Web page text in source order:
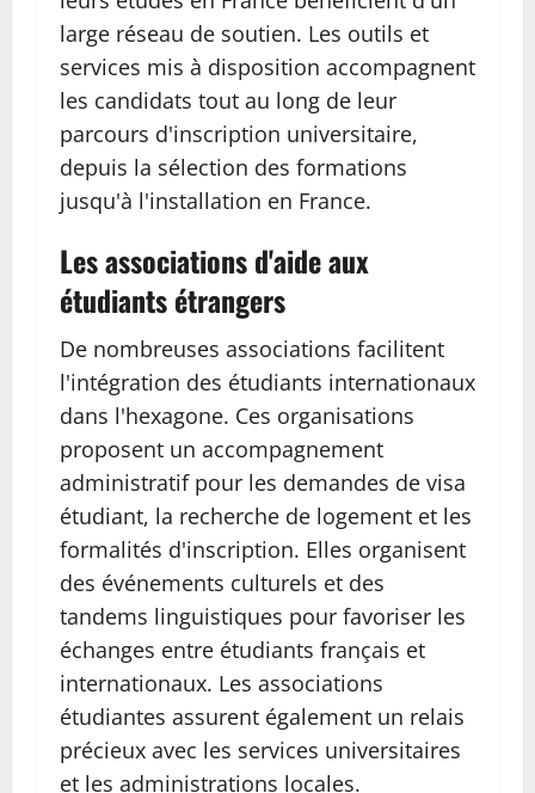
large réseau de soutien. Les outils et
services mis à disposition accompagnent
les candidats tout au long de leur
parcours d'inscription universitaire,
depuis la sélection des formations
jusqu'à l'installation en France.
Les associations d'aide aux
étudiants étrangers
De nombreuses associations facilitent
l'intégration des étudiants internationaux
dans l'hexagone. Ces organisations
proposent un accompagnement
administratif pour les demandes de visa
étudiant, la recherche de logement et les
formalités d'inscription. Elles organisent
des événements culturels et des
tandems linguistiques pour favoriser les
échanges entre étudiants français et
internationaux. Les associations
étudiantes assurent également un relais
précieux avec les services universitaires
et les administrations locales.